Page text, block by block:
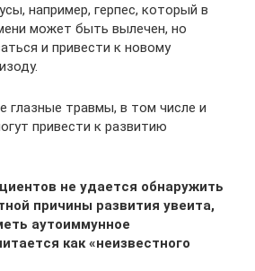
например, герпес, который в
может быть вылечен, но
и привести к новому
глазные травмы, в том числе и
привести к развитию
не удается обнаружить
причины развития увеита,
аутоиммунное
как «неизвестного